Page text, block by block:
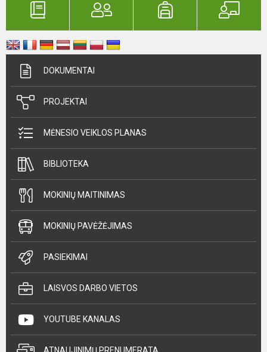
DOKUMENTAI
PROJEKTAI
MĖNESIO VEIKLOS PLANAS
BIBLIOTEKA
MOKINIŲ MAITINIMAS
MOKINIŲ PAVĖŽĖJIMAS
PASIEKIMAI
LAISVOS DARBO VIETOS
YOUTUBE KANALAS